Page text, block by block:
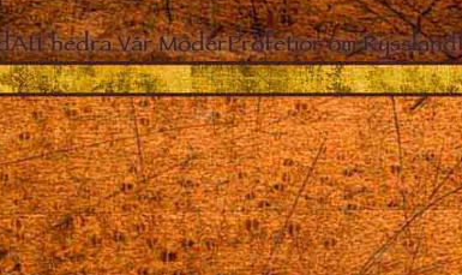
Att hedra Vår ModerProfetior om Ryssland